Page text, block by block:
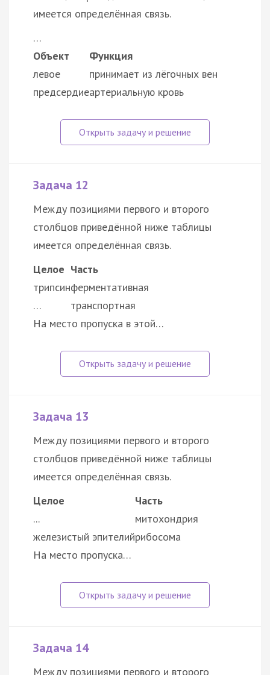
имеется определённая связь.
…
Объект
Функция
левое
предсердие
принимает из лёгочных вен
артериальную кровь
Задача 12
Между позициями первого и второго
столбцов приведённой ниже таблицы
имеется определённая связь.
Целое Часть
трипсинферментативная
…
транспортная
На место пропуска в этой…
Задача 13
Между позициями первого и второго
столбцов приведённой ниже таблицы
имеется определённая связь.
Целое
Часть
...
митохондрия
железистый эпителийрибосома
На место пропуска…
Задача 14
Между позициями первого и второго